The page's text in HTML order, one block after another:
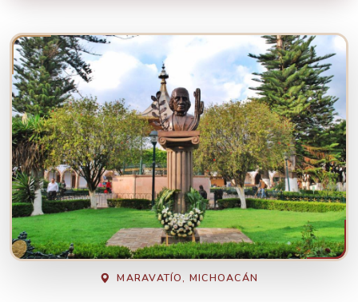
MARAVATÍO, MICHOACÁN